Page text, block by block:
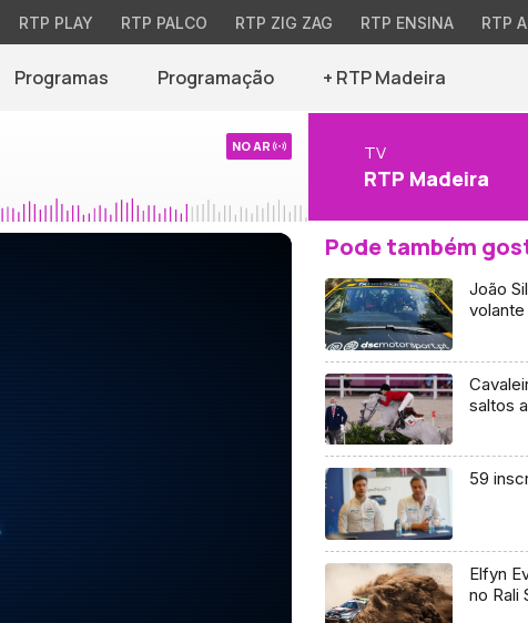
RTP PLAY RTP PALCO RTP ZIG ZAG RTP ENSINA RTP
Programas Programação + RTP Madeira
NO AR TV
RTP Madeira
Pode também
João
saltos
59
Elfyn
no Rali